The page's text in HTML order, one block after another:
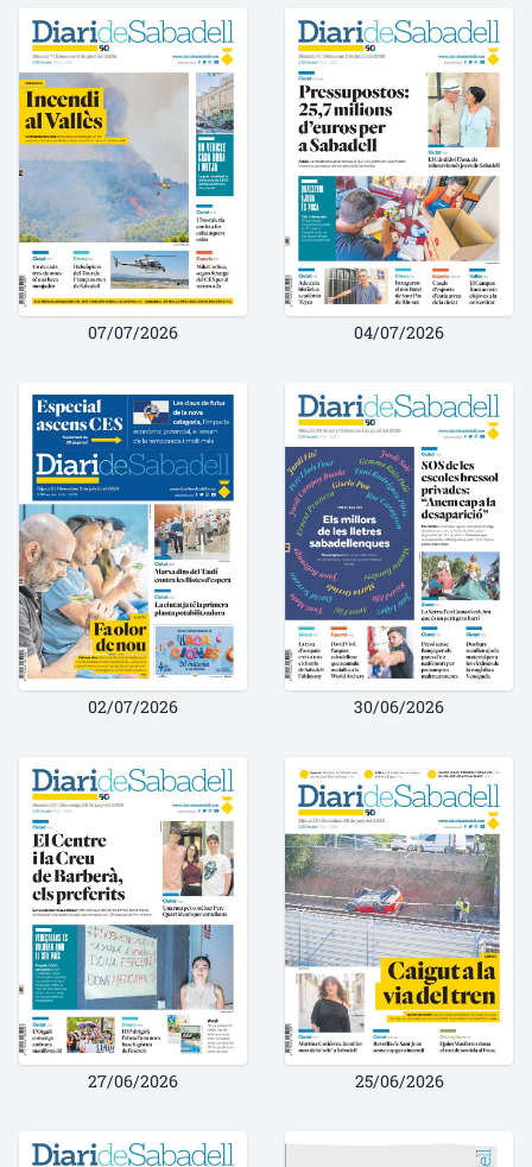
07/07/2026 04/07/2026
02/07/2026 30/06/2026
27/06/2026 25/06/2026